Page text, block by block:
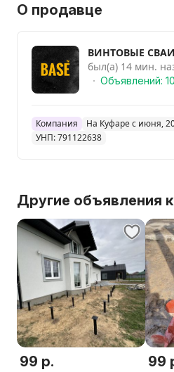
О продавце
ВИНТОВЫЕ
был(а) 14 мин.
Объявлений:
Компания На Куфаре с июня,
УНП: 791122638
Другие объявления
99 р. 99